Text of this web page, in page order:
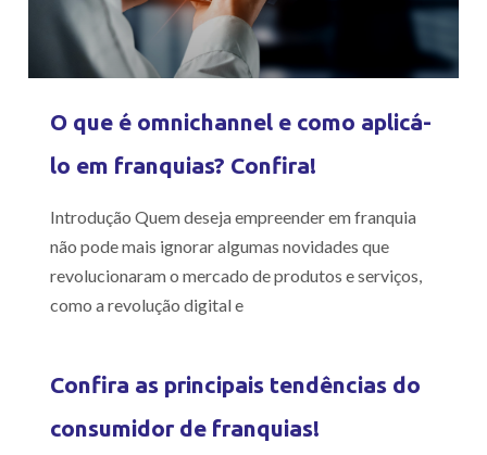
O que é omnichannel e como aplicá-
lo em franquias? Confira!
Introdução Quem deseja empreender em franquia
não pode mais ignorar algumas novidades que
revolucionaram o mercado de produtos e serviços,
como a revolução digital e
Confira as principais tendências do
consumidor de franquias!